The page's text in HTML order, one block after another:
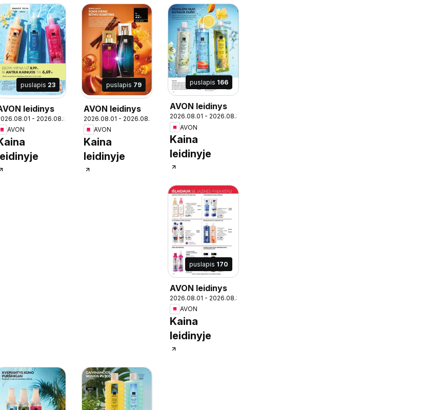
puslapis 23
leidinys
- 2026.08.31
AVON
puslapis 79
AVON leidinys
2026.08.01 - 2026.08.31
AVON
Kaina
leidinyje
puslapis 166
AVON leidinys
2026.08.01 - 2026.08.31
AVON
Kaina
leidinyje
puslapis 170
AVON leidinys
2026.08.01 - 2026.08.31
AVON
Kaina
leidinyje